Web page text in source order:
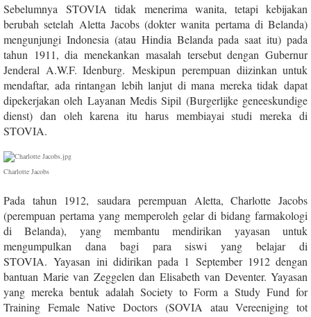
Sebelumnya STOVIA tidak menerima wanita, tetapi kebijakan
berubah setelah Aletta Jacobs (dokter wanita pertama di Belanda)
mengunjungi Indonesia (atau Hindia Belanda pada saat itu) pada
tahun 1911, dia menekankan masalah tersebut dengan Gubernur
Jenderal A.W.F. Idenburg. Meskipun perempuan diizinkan untuk
mendaftar, ada rintangan lebih lanjut di mana mereka tidak dapat
dipekerjakan oleh Layanan Medis Sipil (Burgerlijke geneeskundige
dienst) dan oleh karena itu harus membiayai studi mereka di
STOVIA.
Charlotte Jacobs
Pada tahun 1912, saudara perempuan Aletta, Charlotte Jacobs
(perempuan pertama yang memperoleh gelar di bidang farmakologi
di Belanda), yang membantu mendirikan yayasan untuk
mengumpulkan dana bagi para siswi yang belajar di
STOVIA. Yayasan ini didirikan pada 1 September 1912 dengan
bantuan Marie van Zeggelen dan Elisabeth van Deventer. Yayasan
yang mereka bentuk adalah Society to Form a Study Fund for
Training Female Native Doctors (SOVIA atau Vereeniging tot